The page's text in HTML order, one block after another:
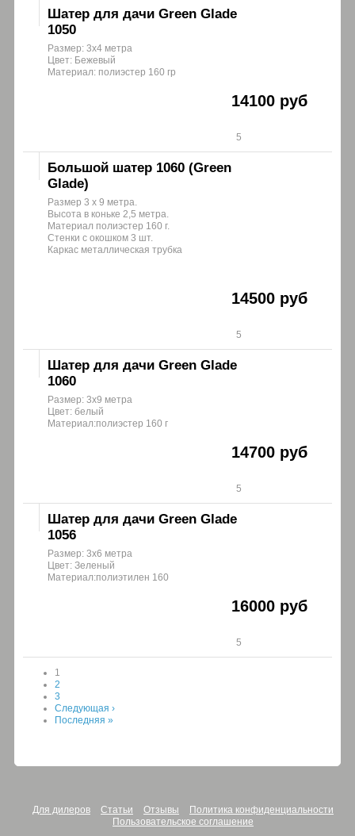
Шатер для дачи Green Glade
1050
Размер: 3х4 метра
Цвет: Бежевый
Материал: полиэстер 160 гр
14100 руб
5
Большой шатер 1060 (Green
Glade)
Размер 3 х 9 метра.
Высота в коньке 2,5 метра.
Материал полиэстер 160 г.
Стенки с окошком 3 шт.
Каркас металлическая трубка
14500 руб
5
Шатер для дачи Green Glade
1060
Размер: 3х9 метра
Цвет: белый
Материал:полиэстер 160 г
14700 руб
5
Шатер для дачи Green Glade
1056
Размер: 3х6 метра
Цвет: Зеленый
Материал:полиэтилен 160
16000 руб
5
Страницы
1
2
3
Следующая ›
Последняя »
Для дилеров Статьи Отзывы
Политика конфиденциальности
Пользовательское соглашение